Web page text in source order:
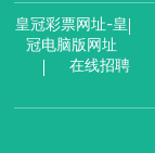
皇冠彩票网址-皇
冠电脑版网址
在线招聘